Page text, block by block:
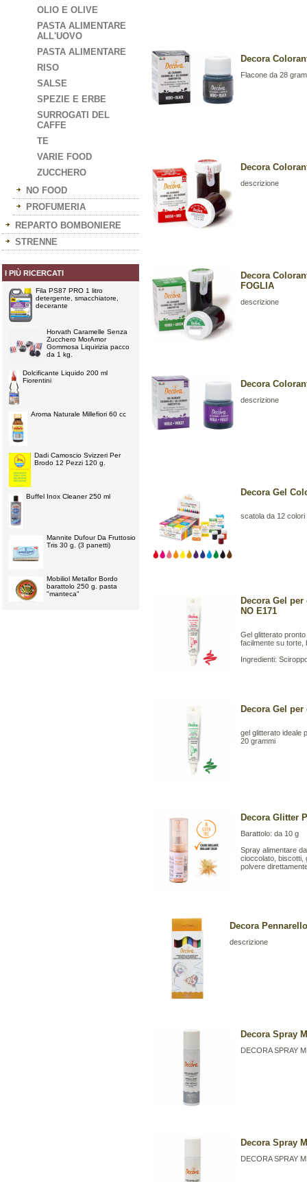
OLIO E OLIVE
PASTA ALIMENTARE
ALL'UOVO
PASTA ALIMENTARE
RISO
SALSE
SPEZIE E ERBE
SURROGATI DEL
CAFFE
TE
VARIE FOOD
ZUCCHERO
NO FOOD
PROFUMERIA
REPARTO BOMBONIERE
STRENNE
I PIÙ RICERCATI
Fila PS87 PRO 1 litro
detergente, smacchiatore,
decerante
Horvath Caramelle Senza
Zucchero MorAmor
Gommosa Liquirizia pacco
da 1 kg.
Dolcificante Liquido 200 ml
Fiorentini
Aroma Naturale Millefiori 60 cc
Dadi Camoscio Svizzeri Per
Brodo 12 Pezzi 120 g.
Buffel Inox Cleaner 250 ml
Mannite Dufour Da Fruttosio
Tris 30 g. (3 panetti)
Mobiliol Metallor Bordo
barattolo 250 g. pasta
"manteca"
Decora
Flacone da 28
Decora
descrizione
Decora
FOGLIA
descrizione
Decora
descrizione
Decora Gel
scatola da 12 colori
Decora Gel per
NO E171
Gel glitterato
facilmente su torte,
Ingredienti:
Decora Gel per
gel glitterato ideale
20 grammi
Decora Glitter
Barattolo: da 10 g
Spray alimentare
cioccolato, biscotti,
polvere
Decora
descrizione
Decora Spray
DECORA SPRAY
Decora Spray
DECORA SPRAY